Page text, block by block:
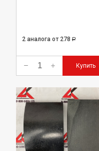
2 аналога от 278 Р
Купить